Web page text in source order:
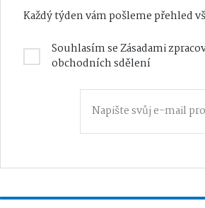
Každý týden vám pošleme přehled
Souhlasím seZásadami
obchodních sdělení